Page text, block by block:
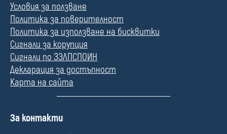
Условия за ползване
Политика за поверителност
Политика за използване на бисквитки
Сигнали за корупция
Сигнали по ЗЗЛПСПОИН
Декларация за достъпност
Карта на сайта
П
За контакти